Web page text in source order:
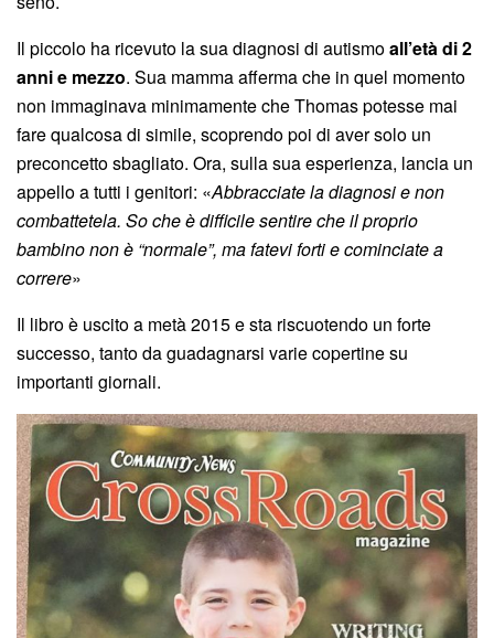
Il piccolo ha ricevuto la sua diagnosi di autismoall’età di 2
anni e mezzo. Sua mamma afferma che in quel momento
non immaginava minimamente che Thomas potesse mai
fare qualcosa di simile, scoprendo poi di aver solo un
preconcetto sbagliato. Ora, sulla sua esperienza, lancia un
appello a tutti i genitori: «Abbracciate la diagnosi e non
combattetela. So che è difficile sentire che il proprio
bambino non è “normale”, ma fatevi forti e cominciate a
correre»
Il libro è uscito a metà 2015 e sta riscuotendo un forte
successo, tanto da guadagnarsi varie copertine su
importanti giornali.